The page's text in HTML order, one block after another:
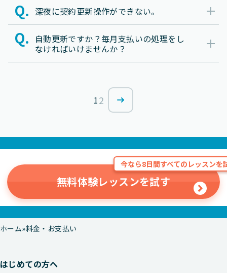
深夜に契約更新操作ができない。
自動更新ですか？毎月支払いの処理をし
なければいけませんか？
12
今なら8日間すべてのレッスンを
無料体験レッスンを試す
ホーム 料金・お支払い
はじめての方へ